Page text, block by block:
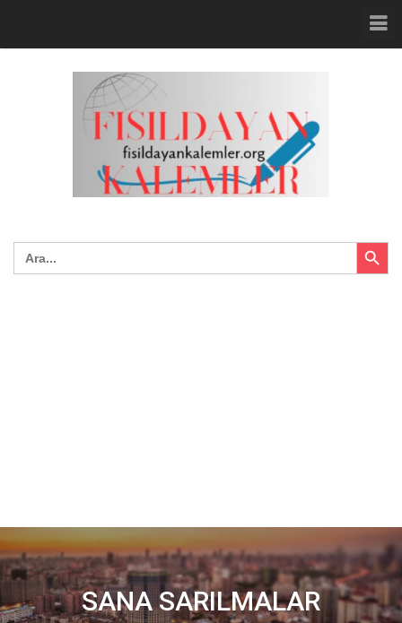
Search
for:
Search Button
SANA SARILMALAR